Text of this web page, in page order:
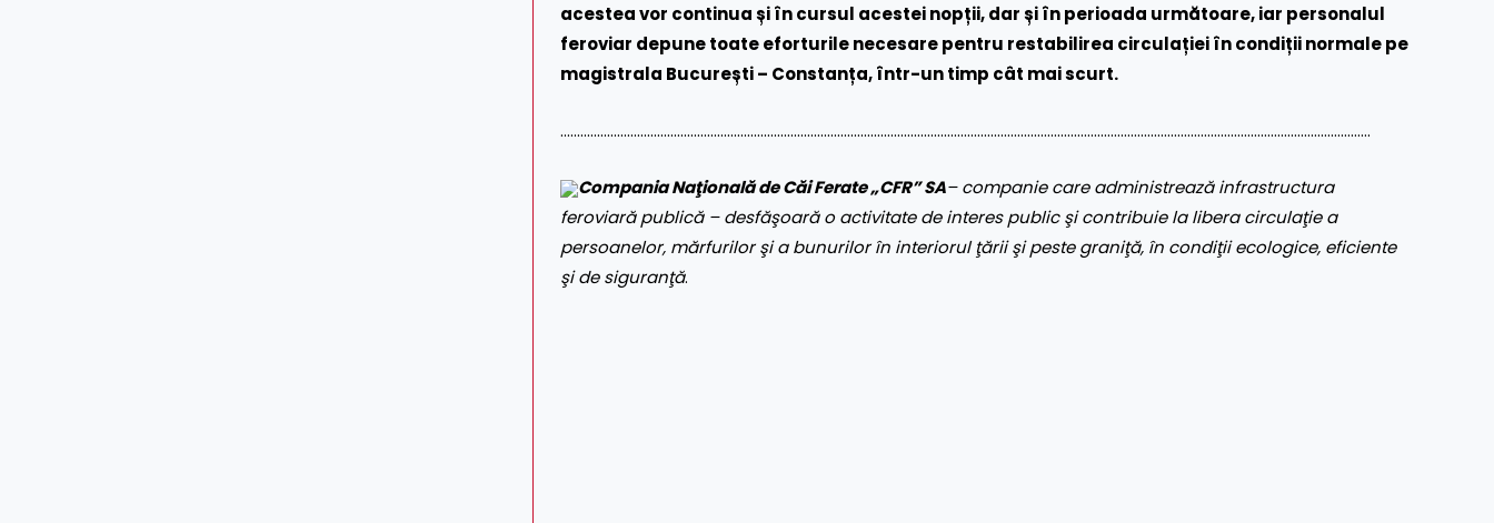
acestea vor continua și în cursul acestei nopții, dar și în perioada următoare, iar personalul
feroviar depune toate eforturile necesare pentru restabilirea circulației în condiții normale pe
magistrala București – Constanța, într-un timp cât mai scurt.
………………………………………………………………………………………………………………………………………………………………………………………………………………………
Compania Naţională de Căi Ferate „CFR” SA– companie care administrează infrastructura
feroviară publică – desfăşoară o activitate de interes public şi contribuie la libera circulaţie a
persoanelor, mărfurilor şi a bunurilor în interiorul ţării şi peste graniţă, în condiţii ecologice, eficiente
şi de siguranţă.